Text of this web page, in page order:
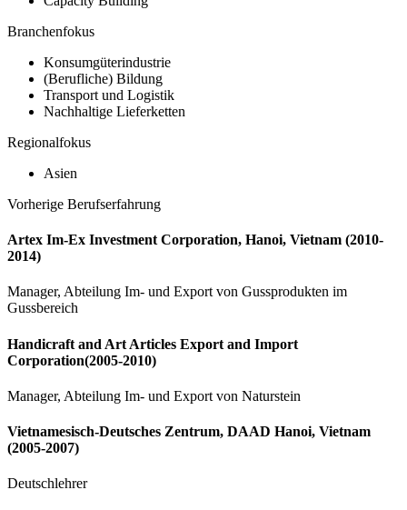
Branchenfokus
Konsumgüterindustrie
(Berufliche) Bildung
Transport und Logistik
Nachhaltige Lieferketten
Regionalfokus
Asien
Vorherige Berufserfahrung
Artex Im-Ex Investment Corporation, Hanoi, Vietnam (2010-
2014)
Manager, Abteilung Im- und Export von Gussprodukten im
Gussbereich
Handicraft and Art Articles Export and Import
Corporation(2005-2010)
Manager, Abteilung Im- und Export von Naturstein
Vietnamesisch-Deutsches Zentrum, DAAD Hanoi, Vietnam
(2005-2007)
Deutschlehrer